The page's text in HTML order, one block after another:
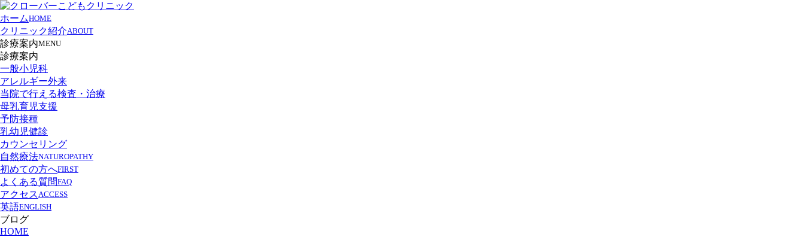
ホームHOME
クリニック紹介ABOUT
診療案内MENU
診療案内
一般小児科
アレルギー外来
当院で行える検査・治療
母乳育児支援
予防接種
乳幼児健診
カウンセリング
自然療法NATUROPATHY
初めての方へFIRST
よくある質問FAQ
アクセスACCESS
英語ENGLISH
ブログ
HOME